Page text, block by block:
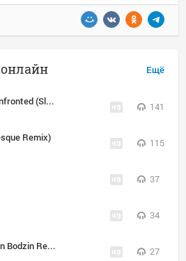
Ещё
Face to Face / Confronted (Slam Paragraph mix)
141
Remix)
115
37
34
Sleepless (Stephan Bodzin Remix)
27